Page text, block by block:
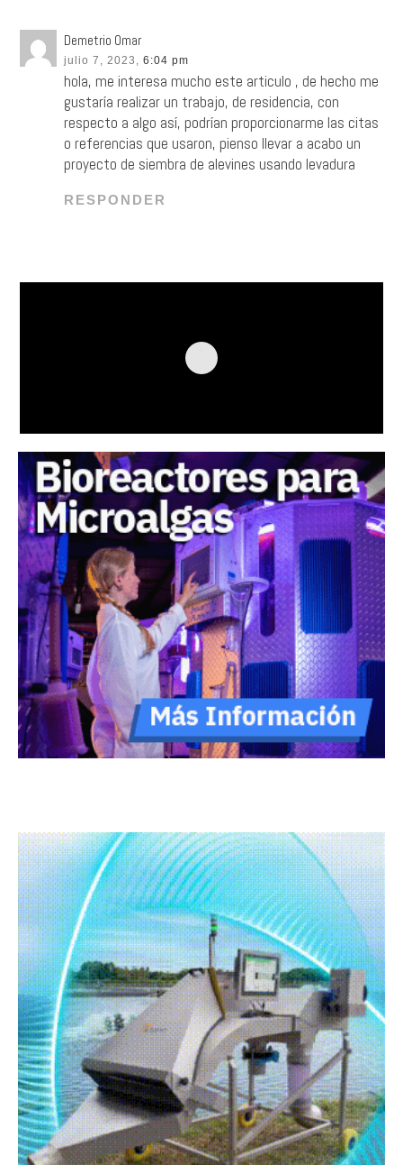
Demetrio Omar
julio 7, 2023, 6:04 pm
hola, me interesa mucho este articulo , de hecho me
gustaría realizar un trabajo, de residencia, con
respecto a algo así, podrían proporcionarme las citas
o referencias que usaron, pienso llevar a acabo un
proyecto de siembra de alevines usando levadura
RESPONDER